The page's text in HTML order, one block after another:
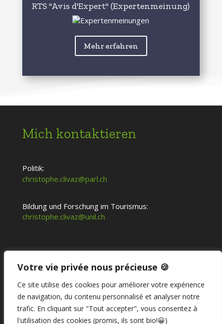
Votre vie privée nous précieuse 🍪
Ce site utilise des cookies pour améliorer votre expérience
de navigation, du contenu personnalisé et analyser notre
trafic. En cliquant sur "Tout accepter", vous consentez à
l'utilisation des cookies (promis, ils sont bio!😀)
RTS "Avis d'Expert" (Expertenmeinung)
Mehr erfahren
Mich kontaktieren
Politik:
christophe.clivaz@parl.ch
Bildung und Forschung im Tourismus:
christophe.clivaz@unil.ch